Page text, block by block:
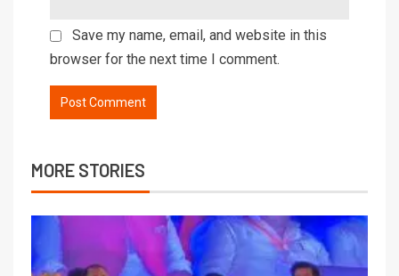
Save my name, email, and website in this
browser for the next time I comment.
MORE STORIES